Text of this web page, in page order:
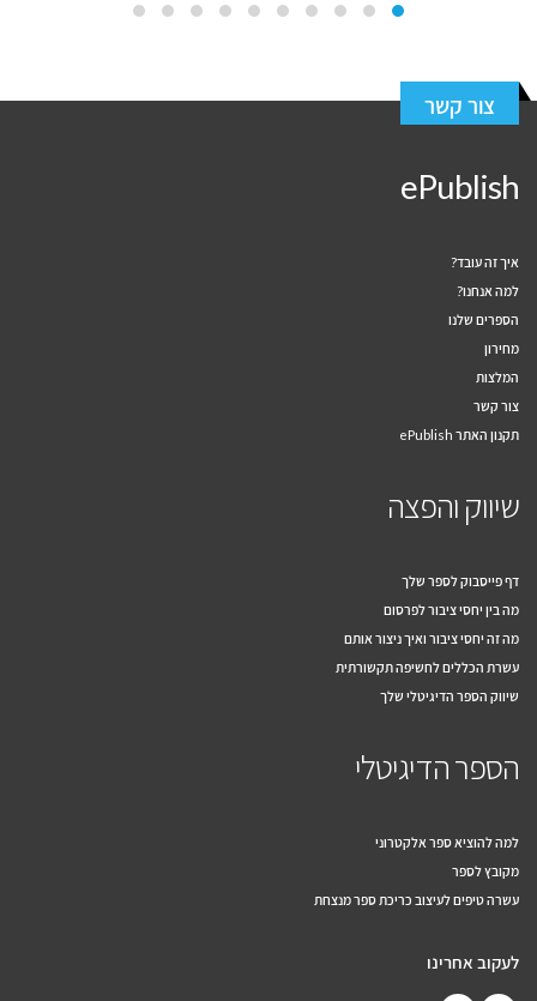
צור קשר
ePublish
איך זה עובד?
למה אנחנו?
הספרים שלנו
מחירון
המלצות
צור קשר
תקנון האתר ePublish
שיווק והפצה
דף פייסבוק לספר שלך
מה בין יחסי ציבור לפרסום
מה זה יחסי ציבור ואיך ניצור אותם
עשרת הכללים לחשיפה תקשורתית
שיווק הספר הדיגיטלי שלך
הספר הדיגיטלי
למה להוציא ספר אלקטרוני
מקובץ לספר
עשרה טיפים לעיצוב כריכת ספר מנצחת
לעקוב אחרינו